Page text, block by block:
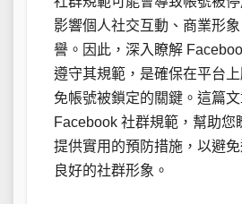
影響個人社交互動、商業形
譽。因此，深入瞭解
遵守其規範，是確保在平台
免帳號被鎖定的關鍵。這篇
Facebook 社群規範，幫助您
提供實用的預防措施，以避
良好的社群形象。